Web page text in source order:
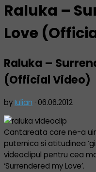
Raluka –
Love
Raluka –
(Official Video)
byIulian · 06.06.2012
Cantareata care ne-a
puternica si atitudinea
videoclipul pentru cea
‘Surrendered my Love’.